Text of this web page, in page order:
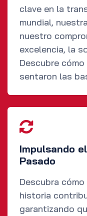
clave en la
mundial,
nuestro
excelencia, la
Descubre
sentaron las
Impulsando
Pasado
Descubra
historia
garantizando